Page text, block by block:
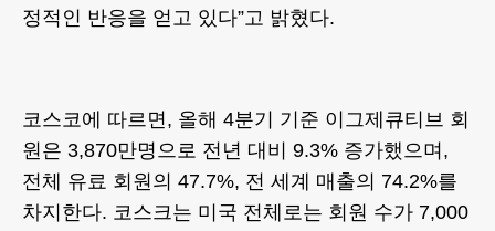
정적인 반응을 얻고 있다”고 밝혔다.
코스코에 따르면, 올해 4분기 기준 이그제큐티브 회
원은 3,870만명으로 전년 대비 9.3% 증가했으며,
전체 유료 회원의 47.7%, 전 세계 매출의 74.2%를
차지한다. 코스크는 미국 전체로는 회원 수가 7,000